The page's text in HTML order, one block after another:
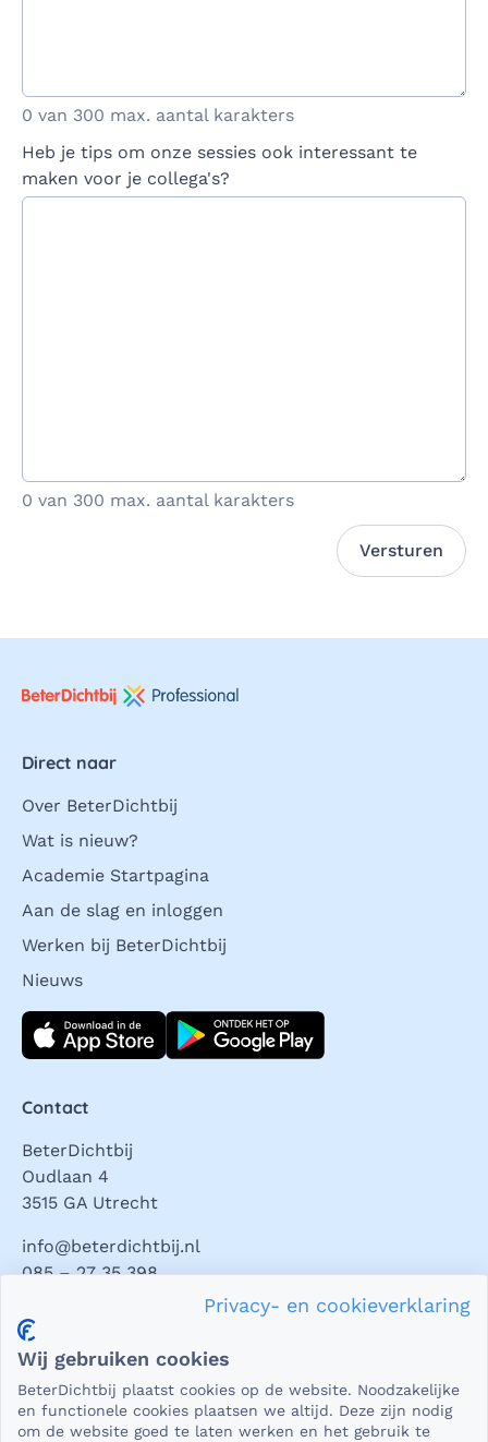
0 van 300 max. aantal karakters
Heb je tips om onze sessies ook interessant te
maken voor je collega's?
0 van 300 max. aantal karakters
Versturen
Direct naar
Over BeterDichtbij
Wat is nieuw?
Academie Startpagina
Aan de slag en inloggen
Werken bij BeterDichtbij
Nieuws
Download direct
Contact
BeterDichtbij
Oudlaan 4
3515 GA Utrecht
info@beterdichtbij.nl
085 – 27 35 398
Privacy en veiligheid
essentieel dat die beveiligd worden uitgewisseld. En dat
die gegevens niet in verkeerde handen vallen. Daar kun je
Privacy- en cookieverklaring
Wij gebruiken cookies
BeterDichtbij plaatst cookies op de website. Noodzakelijke
en functionele cookies plaatsen we altijd. Deze zijn nodig
om de website goed te laten werken en het gebruik te